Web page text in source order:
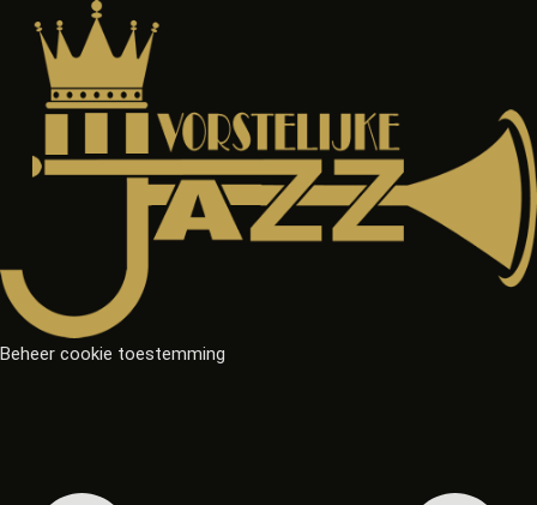
Beheer cookie toestemming